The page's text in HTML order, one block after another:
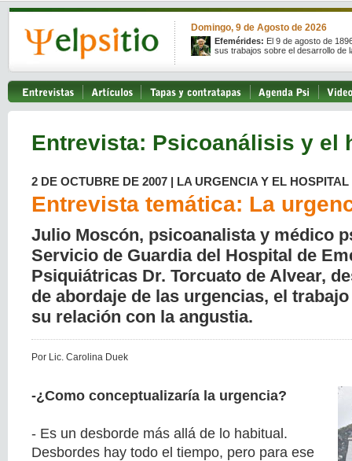
Domingo, 9 de Agosto de 2026
Efemérides: El 9 de agosto de
sus trabajos sobre el desarrollo de
Entrevista: Psicoanálisis y el
2 DE OCTUBRE DE 2007 | LA URGENCIA Y EL HOSPITAL
Entrevista temática: La
Julio Moscón, psicoanalista y médico
Servicio de Guardia del Hospital de
Psiquiátricas Dr. Torcuato de Alvear,
de abordaje de las urgencias, el
su relación con la angustia.
Por Lic. Carolina Duek
-¿Como conceptualizaría la urgencia?
- Es un desborde más allá de lo habitual.
Desbordes hay todo el tiempo, pero para ese